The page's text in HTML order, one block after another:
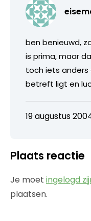
ben benieuwd,
is prima, maar
toch iets
betreft ligt en
19 augustus
Plaats reactie
Je moet ingelogd
plaatsen.